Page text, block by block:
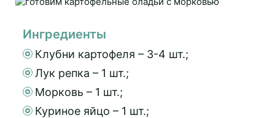
Ингредиенты
Клубни картофеля – 3-4 шт.;
Лук репка – 1 шт.;
Морковь – 1 шт.;
Куриное яйцо – 1 шт.;